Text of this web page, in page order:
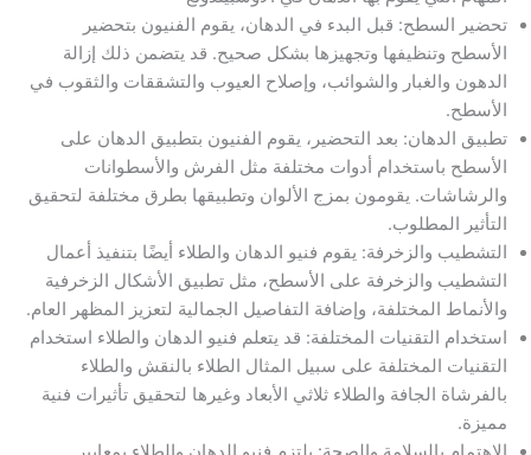
تحضير السطح: قبل البدء في الدهان، يقوم الفنيون بتحضير
الأسطح وتنظيفها وتجهيزها بشكل صحيح. قد يتضمن ذلك إزالة
الدهون والغبار والشوائب، وإصلاح العيوب والتشققات والثقوب في
الأسطح.
تطبيق الدهان: بعد التحضير، يقوم الفنيون بتطبيق الدهان على
الأسطح باستخدام أدوات مختلفة مثل الفرش والأسطوانات
والرشاشات. يقومون بمزج الألوان وتطبيقها بطرق مختلفة لتحقيق
التأثير المطلوب.
التشطيب والزخرفة: يقوم فنيو الدهان والطلاء أيضًا بتنفيذ أعمال
التشطيب والزخرفة على الأسطح، مثل تطبيق الأشكال الزخرفية
والأنماط المختلفة، وإضافة التفاصيل الجمالية لتعزيز المظهر العام.
استخدام التقنيات المختلفة: قد يتعلم فنيو الدهان والطلاء استخدام
التقنيات المختلفة على سبيل المثال الطلاء بالنقش والطلاء
بالفرشاة الجافة والطلاء ثلاثي الأبعاد وغيرها لتحقيق تأثيرات فنية
مميزة.